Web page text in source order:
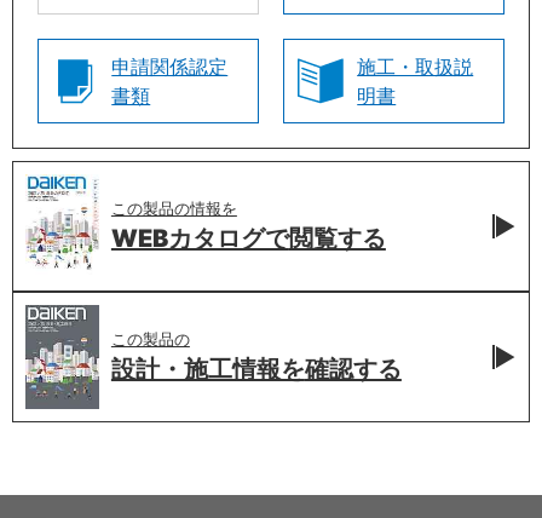
申請関係認定
書類
施工・取扱説
明書
この製品の情報を
WEBカタログで閲覧する
この製品の
設計・施工情報を確認する